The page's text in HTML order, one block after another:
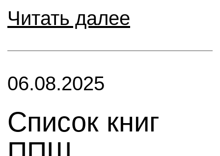
Читать далее
06.08.2025
Список книг